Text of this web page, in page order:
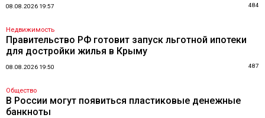
08.08.2026 19:57 484
Недвижимость
Правительство РФ готовит запуск льготной ипотеки
для достройки жилья в Крыму
08.08.2026 19:50 487
Общество
В России могут появиться пластиковые денежные
банкноты